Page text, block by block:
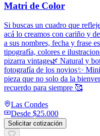
Matri de Color
Si buscas un cuadro que
acá lo creamos con cariño y
a sus nombres, fecha y frase
tipografía, colores e
pizarra vintage🌿 Natural y
fotografía de los novios✨
pieza que no solo da la
recuerdo para siempre 🥰
Las Condes
Desde $25.000
Solicitar cotización